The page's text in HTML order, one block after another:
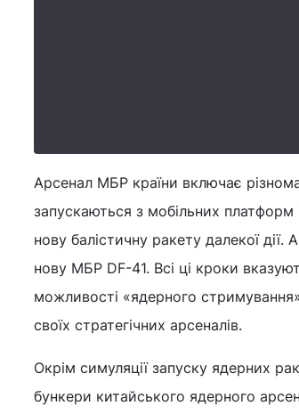
Арсенал МБР країни включає
запускаються з мобільних
нову балістичну ракету далекої
нову МБР DF-41. Всі ці кроки
можливості «ядерного
своїх стратегічних арсеналів.
Окрім симуляції запуску ядерних
бункери китайського ядерного